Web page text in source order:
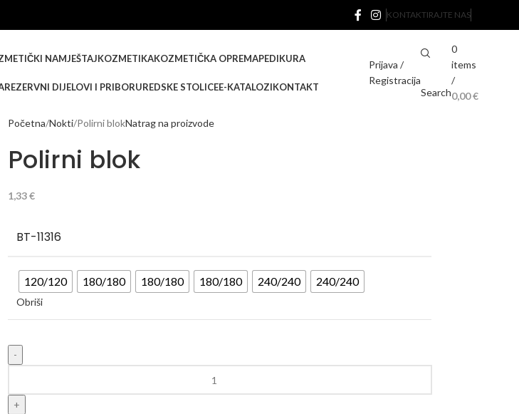
KONTAKTIRAJTE NAS
NAMJEŠTAJKOZMETIKAKOZMETIČKA OPREMAPEDIKURA
REZERVNI DIJELOVI I PRIBORUREDSKE STOLICEE-KATALOZIKONTAKT
Prijava /
Registracija
Search
0
items
/
0,00€
Početna Nokti Polirni blokNatrag na proizvode
Polirni blok
1,33€
BT-11316
120/120 180/180 180/180 180/180 240/240 240/240
Obriši